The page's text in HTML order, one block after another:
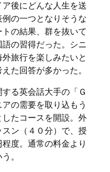
後にどんな人生を送
の一つとなりそうな
の結果、群を抜いて
の習得だった。シニ
旅行を楽しみたいと
た回答が多かった。
る英会話大手の「Ｇ
の需要を取り込もう
たコースを開設。外
ン（４０分）で、授
度。通常の料金より
。